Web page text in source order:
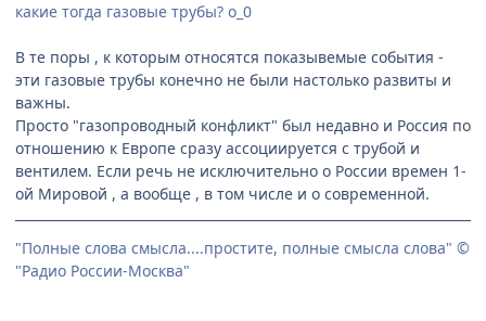
какие тогда газовые трубы? о_0
В те поры , к которым относятся показывемые события -
эти газовые трубы конечно не были настолько развиты и
важны.
Просто "газопроводный конфликт" был недавно и Россия по
отношению к Европе сразу ассоциируется с трубой и
вентилем. Если речь не исключительно о России времен 1-
ой Мировой , а вообще , в том числе и о современной.
"Полные слова смысла....простите, полные смысла слова" ©
"Радио России-Москва"